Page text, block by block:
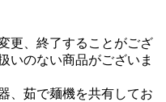
更、終了することがござ
いのない商品がございま
、茹で麺機を共有してお